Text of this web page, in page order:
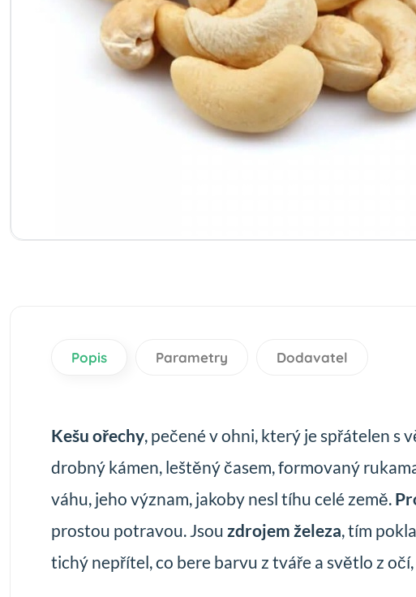
Popis Parametry Dodavatel
Kešu ořechy, pečené v ohni, který je spřátelen s
drobný kámen, leštěný časem, formovaný
váhu, jeho význam, jakoby nesl tíhu celé země.
prostou potravou. Jsouzdrojem železa, tím
tichý nepřítel, co bere barvu z tváře a světlo z